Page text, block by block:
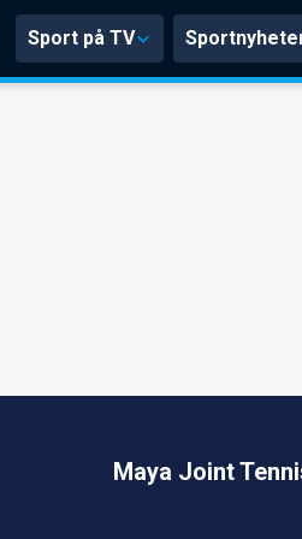
Sport på TV
Maya Joint